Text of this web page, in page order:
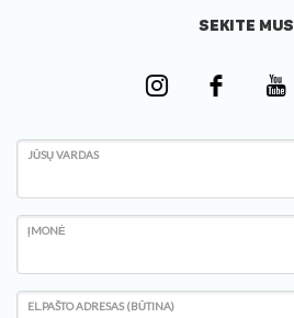
SEKITE MUS
JŪSŲ VARDAS
ĮMONĖ
EL.PAŠTO ADRESAS (BŪTINA)